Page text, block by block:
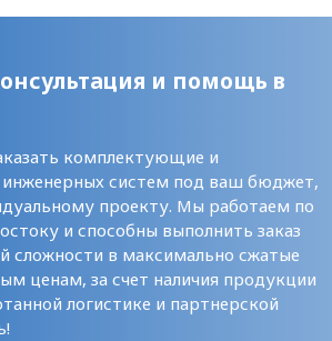
и помощь в
комплектующие и
инженерных систем под ваш бюджет,
проекту. Мы работаем по
и способны выполнить заказ
сложности в максимально сжатые
ценам, за счет наличия продукции
логистике и партнерской